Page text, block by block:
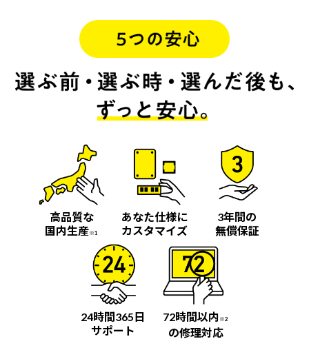
高品質な
国内生産※1
あなた仕様に
カスタマイズ
3年間の
無償保証
24時間365日
サポート
72時間以内 ※2
の修理対応